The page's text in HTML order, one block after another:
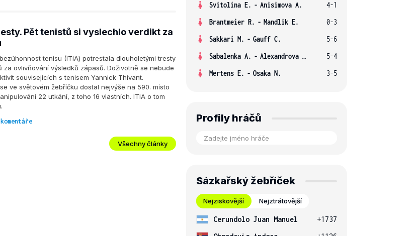
Pět tenistů si vyslechlo verdikt za
tenisu (ITIA) potrestala dlouholetými tresty
ovlivňování výsledků zápasů. Doživotně se nebude
souvisejících s tenisem Yannick Thivant.
ve světovém žebříčku dostal nejvýše na 590. místo
22 utkání, z toho 16 vlastních. ITIA o tom
Všechny články
Svitolina E. - Anisimova A.
4-1
Brantmeier R. - Mandlik E.
0-3
Sakkari M. - Gauff C.
5-6
Sabalenka A. - Alexandrova E.
5-4
Mertens E. - Osaka N. 3-5
Profily hráčů
Sázkařský žebříček
Nejziskovější Nejztrátovější
Cerundolo Juan Manuel
+1737